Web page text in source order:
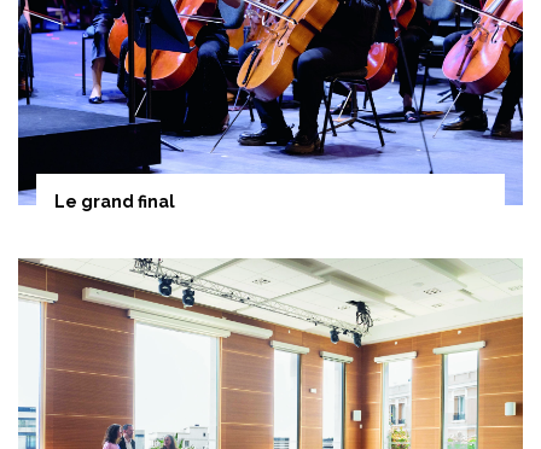
Le grand final